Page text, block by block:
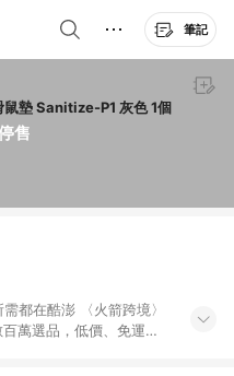
筆記
售
EQ MEDIC 抗菌滑鼠墊 Sanitize-P1 灰色 1個
都在酷澎 〈火箭跨境〉
萬選品，低價、免運，